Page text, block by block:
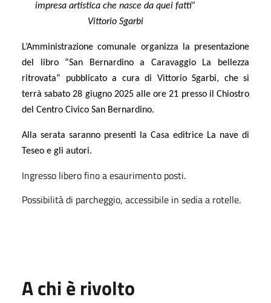
impresa artistica che nasce da quei fatti”
Vittorio Sgarbi
L’Amministrazione comunale organizza la presentazione
del libro “San Bernardino a Caravaggio La bellezza
ritrovata” pubblicato a cura di Vittorio Sgarbi, che si
terrà sabato 28 giugno 2025 alle ore 21 presso il Chiostro
del Centro Civico San Bernardino.
Alla serata saranno presenti la Casa editrice La nave di
Teseo e gli autori.
Ingresso libero fino a esaurimento posti.
Possibilità di parcheggio, accessibile in sedia a rotelle.
A chi è rivolto